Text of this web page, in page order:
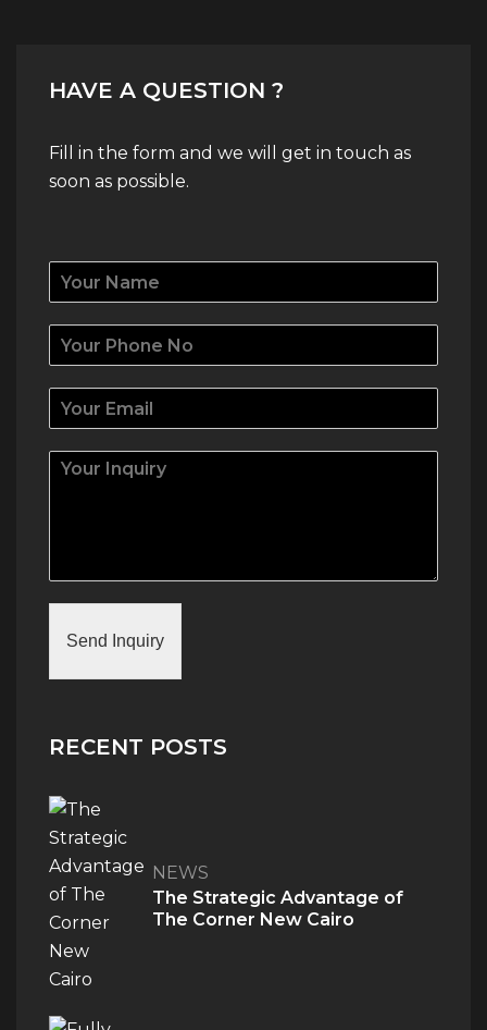
HAVE A QUESTION ?
Fill in the form and we will get in touch as
soon as possible.
Send Inquiry
RECENT POSTS
NEWS
The Strategic Advantage of
The Corner New Cairo